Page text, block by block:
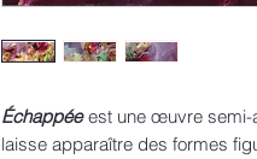
Échappéeest une œuvre semi-
laisse apparaître des formes